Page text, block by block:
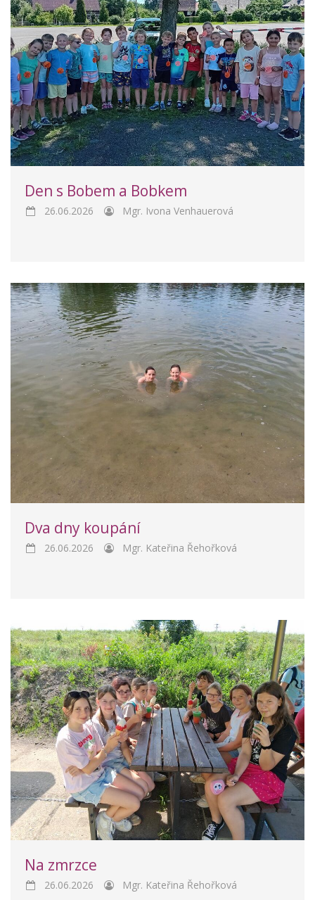
Den s Bobem a Bobkem
26.06.2026 Mgr. Ivona Venhauerová
Dva dny koupání
26.06.2026 Mgr. Kateřina Řehořková
Na zmrzce
26.06.2026 Mgr. Kateřina Řehořková